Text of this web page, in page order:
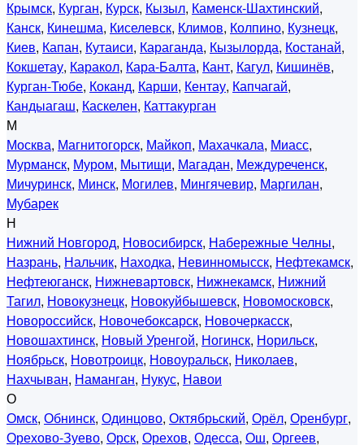
Крымск, Курган, Курск, Кызыл, Каменск-Шахтинский,
Канск, Кинешма, Киселевск, Климов, Колпино, Кузнецк,
Киев, Капан, Кутаиси, Караганда, Кызылорда, Костанай,
Кокшетау, Каракол, Кара-Балта, Кант, Кагул, Кишинёв,
Курган-Тюбе, Коканд, Карши, Кентау, Капчагай,
Кандыагаш, Каскелен, Каттакурган
М
Москва, Магнитогорск, Майкоп, Махачкала, Миасс,
Мурманск, Муром, Мытищи, Магадан, Междуреченск,
Мичуринск, Минск, Могилев, Мингячевир, Маргилан,
Мубарек
Н
Нижний Новгород, Новосибирск, Набережные Челны,
Назрань, Нальчик, Находка, Невинномысск, Нефтекамск,
Нефтеюганск, Нижневартовск, Нижнекамск, Нижний
Тагил, Новокузнецк, Новокуйбышевск, Новомосковск,
Новороссийск, Новочебоксарск, Новочеркасск,
Новошахтинск, Новый Уренгой, Ногинск, Норильск,
Ноябрьск, Новотроицк, Новоуральск, Николаев,
Нахчыван, Наманган, Нукус, Навои
О
Омск, Обнинск, Одинцово, Октябрьский, Орёл, Оренбург,
Орехово-Зуево, Орск, Орехов, Одесса, Ош, Оргеев,